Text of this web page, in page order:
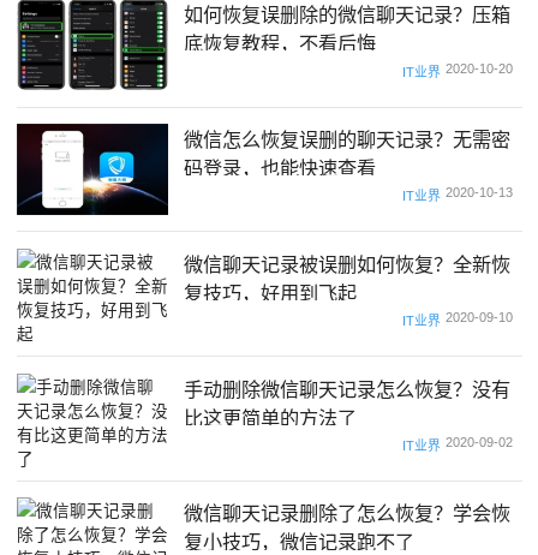
如何恢复误删除的微信聊天记录？压箱
底恢复教程，不看后悔
IT业界 2020-10-20
微信怎么恢复误删的聊天记录？无需密
码登录，也能快速查看
IT业界 2020-10-13
微信聊天记录被误删如何恢复？全新恢
复技巧，好用到飞起
IT业界 2020-09-10
手动删除微信聊天记录怎么恢复？没有
比这更简单的方法了
IT业界 2020-09-02
微信聊天记录删除了怎么恢复？学会恢
复小技巧，微信记录跑不了